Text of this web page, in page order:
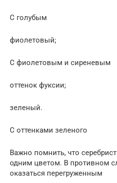
С голубым
фиолетовый;
С фиолетовым и сиреневым
оттенок фуксии;
зеленый.
С оттенками зеленого
Важно помнить, что
одним цветом. В противном
оказаться перегруженным